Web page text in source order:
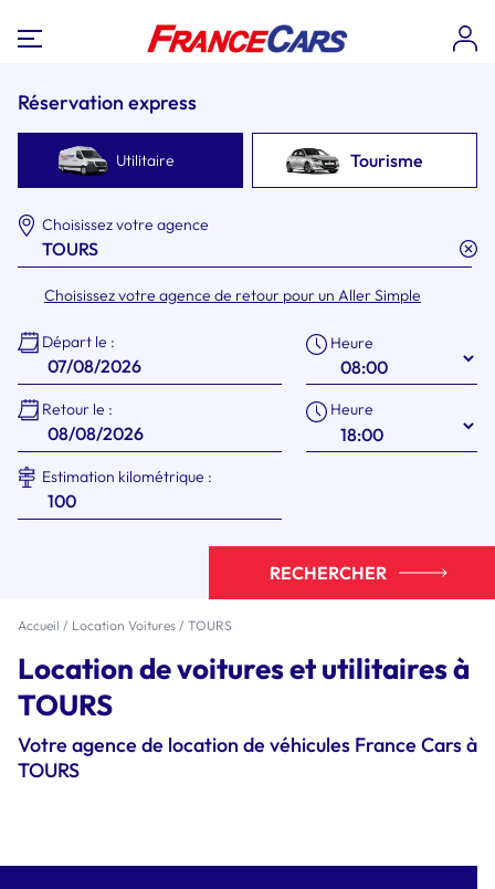
Réservation express
Utilitaire Tourisme
Choisissez votre agence
Choisissez votre agence de retour pour un Aller Simple
Départ le : Heure
Retour le : Heure
Estimation kilométrique :
RECHERCHER
Accueil / Location Voitures / TOURS
Location de voitures et utilitaires à
TOURS
Votre agence de location de véhicules France Cars à
TOURS